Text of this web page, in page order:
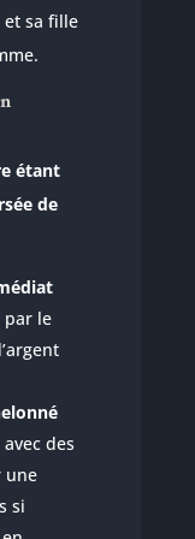
sa fille
étant
de
par le
avec des
une
si